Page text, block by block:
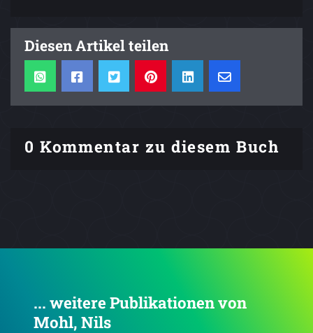
Diesen Artikel teilen
0 Kommentar zu diesem Buch
... weitere Publikationen von
Mohl, Nils